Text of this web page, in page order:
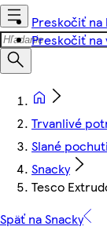
Preskočiť na
Preskočiť na
Trvanlivé
Slané
Snacky
Tesco
Späť na Snacky